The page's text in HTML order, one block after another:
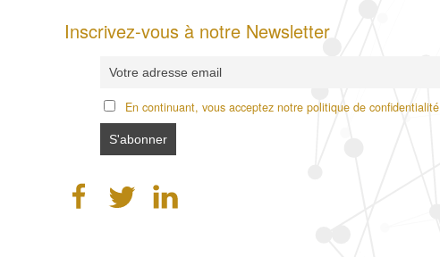
Inscrivez-vous à notre Newsletter
En continuant, vous acceptez notre politique de confidentialité